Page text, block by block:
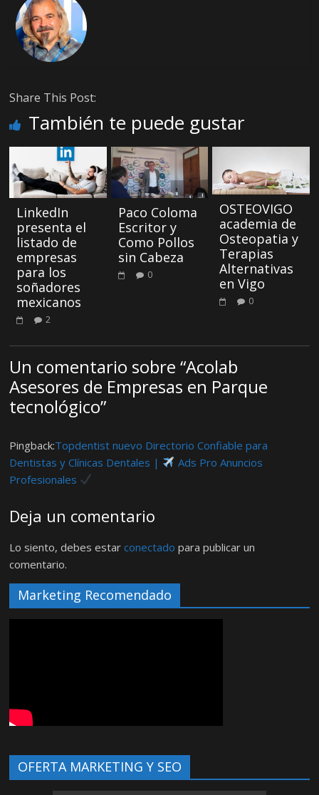
Share This Post:
También te puede gustar
LinkedIn
presenta el
listado de
empresas
para los
soñadores
mexicanos
2
Paco Coloma
Escritor y
Como Pollos
sin Cabeza
0
OSTEOVIGO
academia de
Osteopatia y
Terapias
Alternativas
en Vigo
0
Un comentario sobre “Acolab
Asesores de Empresas en Parque
tecnológico”
Pingback:Topdentist nuevo Directorio Confiable para
Dentistas y Clínicas Dentales |
Ads Pro Anuncios
Profesionales
Deja un comentario
Lo siento, debes estarconectado para publicar un
comentario.
Marketing Recomendado
OFERTA MARKETING Y SEO